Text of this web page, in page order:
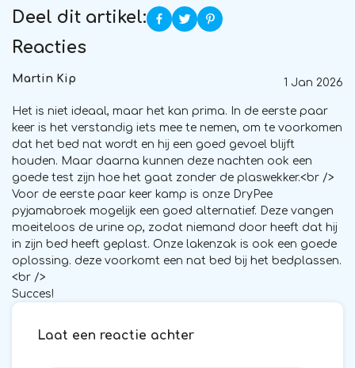
Reacties
Deel dit artikel:
Martin Kip 1 Jan 2026
Het is niet ideaal, maar het kan prima. In de eerste paar
keer is het verstandig iets mee te nemen, om te voorkomen
dat het bed nat wordt en hij een goed gevoel blijft
houden. Maar daarna kunnen deze nachten ook een
goede test zijn hoe het gaat zonder de plaswekker.<br />
Voor de eerste paar keer kamp is onze DryPee
pyjamabroek mogelijk een goed alternatief. Deze vangen
moeiteloos de urine op, zodat niemand door heeft dat hij
in zijn bed heeft geplast. Onze lakenzak is ook een goede
oplossing. deze voorkomt een nat bed bij het bedplassen.
<br />
Succes!
Laat een reactie achter